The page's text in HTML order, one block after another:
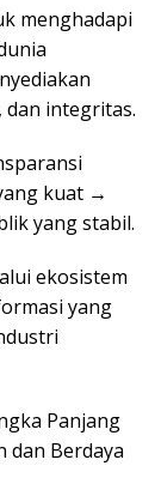
menghadapi
dan integritas.
kuat →
yang stabil.
ekosistem
yang
Panjang
dan Berdaya